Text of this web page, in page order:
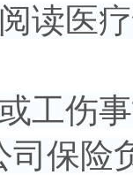
读医
工伤
司保险